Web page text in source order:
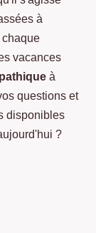
à
vacances
à
questions et
disponibles
?